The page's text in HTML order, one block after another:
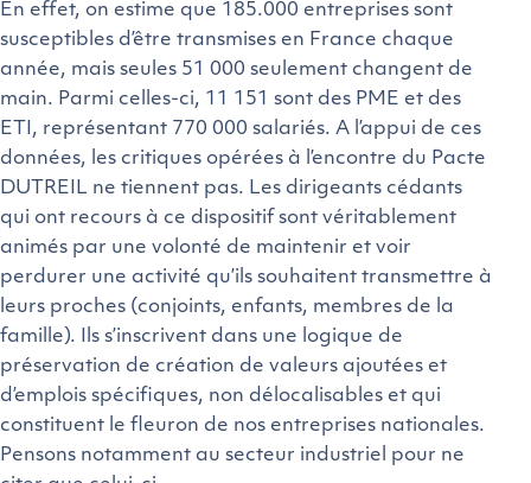
En effet, on estime que 185.000 entreprises sont
susceptibles d’être transmises en France chaque
année, mais seules 51 000 seulement changent de
main. Parmi celles-ci, 11 151 sont des PME et des
ETI, représentant 770 000 salariés. A l’appui de ces
données, les critiques opérées à l’encontre du Pacte
DUTREIL ne tiennent pas. Les dirigeants cédants
qui ont recours à ce dispositif sont véritablement
animés par une volonté de maintenir et voir
perdurer une activité qu’ils souhaitent transmettre à
leurs proches (conjoints, enfants, membres de la
famille). Ils s’inscrivent dans une logique de
préservation de création de valeurs ajoutées et
d’emplois spécifiques, non délocalisables et qui
constituent le fleuron de nos entreprises nationales.
Pensons notamment au secteur industriel pour ne